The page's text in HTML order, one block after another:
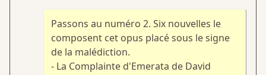
Passons au numéro 2. Six nouvelles le
composent cet opus placé sous le signe
de la malédiction.
- La Complainte d'Emerata de David